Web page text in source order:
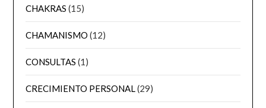
CHAKRAS (15)
CHAMANISMO (12)
CONSULTAS (1)
CRECIMIENTO PERSONAL(29)